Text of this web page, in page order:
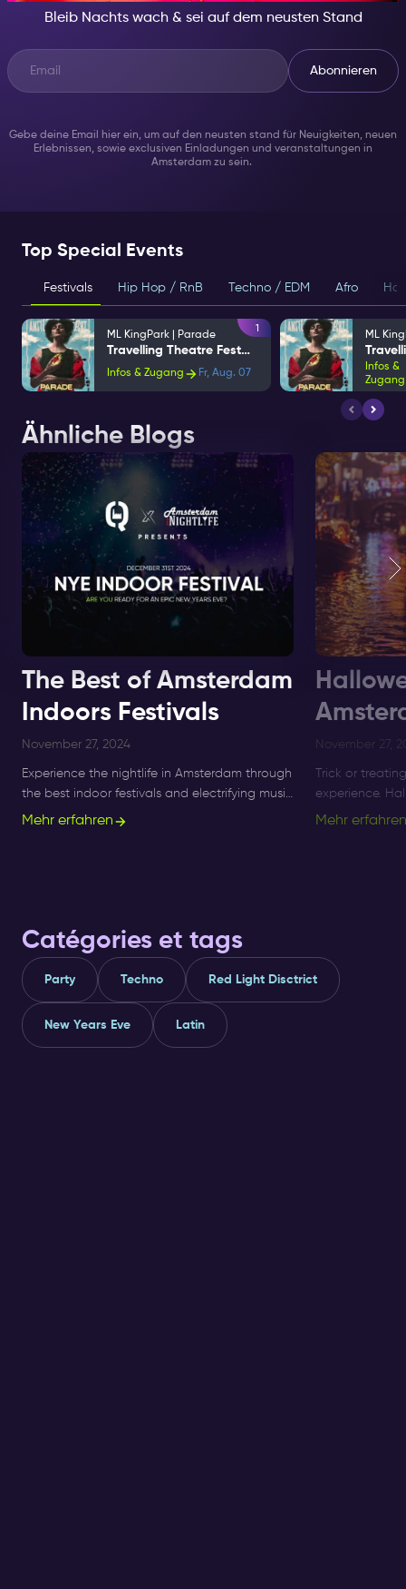
Bleib Nachts wach & sei auf dem neusten Stand
Abonnieren
Gebe deine Email hier ein, um auf den neusten stand für Neuigkeiten, neuen
Erlebnissen, sowie exclusiven Einladungen und veranstaltungen in
Amsterdam zu sein.
Top Special Events
Festivals Hip Hop / RnB Techno / EDM Afro
ML KingPark | Parade
Travelling Theatre Festival
Infos & Zugang Fr, Aug. 07
1
ML
Infos &
Zugang
Ähnliche Blogs
The Best of Amsterdam
Indoors Festivals
November 27, 2024
Experience the nightlife in Amsterdam through
the best indoor festivals and electrifying music
events for ultimate nightlife experiences in the
Mehr erfahren
November 27,
Trick or
experience.
longer a small
Mehr erfahren
Catégories et tags
Party Techno Red Light Disctrict
New Years Eve Latin